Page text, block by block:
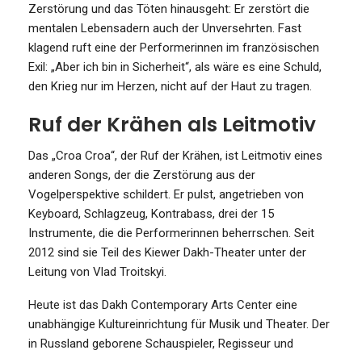
Zerstörung und das Töten hinausgeht: Er zerstört die
mentalen Lebensadern auch der Unversehrten. Fast
klagend ruft eine der Performerinnen im französischen
Exil: „Aber ich bin in Sicherheit“, als wäre es eine Schuld,
den Krieg nur im Herzen, nicht auf der Haut zu tragen.
Ruf der Krähen als Leitmotiv
Das „Croa Croa“, der Ruf der Krähen, ist Leitmotiv eines
anderen Songs, der die Zerstörung aus der
Vogelperspektive schildert. Er pulst, angetrieben von
Keyboard, Schlagzeug, Kontrabass, drei der 15
Instrumente, die die Performerinnen beherrschen. Seit
2012 sind sie Teil des Kiewer Dakh-Theater unter der
Leitung von Vlad Troitskyi.
Heute ist das Dakh Contemporary Arts Center eine
unabhängige Kultureinrichtung für Musik und Theater. Der
in Russland geborene Schauspieler, Regisseur und